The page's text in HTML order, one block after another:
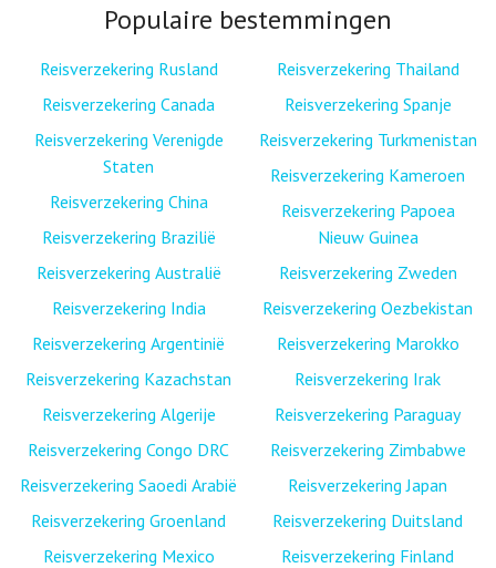
Populaire bestemmingen
Reisverzekering Rusland
Reisverzekering Canada
Reisverzekering Verenigde
Staten
Reisverzekering China
Reisverzekering Brazilië
Reisverzekering Australië
Reisverzekering India
Reisverzekering Argentinië
Reisverzekering Kazachstan
Reisverzekering Algerije
Reisverzekering Congo DRC
Reisverzekering Saoedi Arabië
Reisverzekering Groenland
Reisverzekering Mexico
Reisverzekering Thailand
Reisverzekering Spanje
Reisverzekering Turkmenistan
Reisverzekering Kameroen
Reisverzekering Papoea
Nieuw Guinea
Reisverzekering Zweden
Reisverzekering Oezbekistan
Reisverzekering Marokko
Reisverzekering Irak
Reisverzekering Paraguay
Reisverzekering Zimbabwe
Reisverzekering Japan
Reisverzekering Duitsland
Reisverzekering Finland